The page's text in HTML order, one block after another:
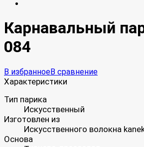
Карнавальный
084
В избранноеВ сравнение
Характеристики
Тип парика
Искусственный
Изготовлен из
Искусственного волокна
Основа